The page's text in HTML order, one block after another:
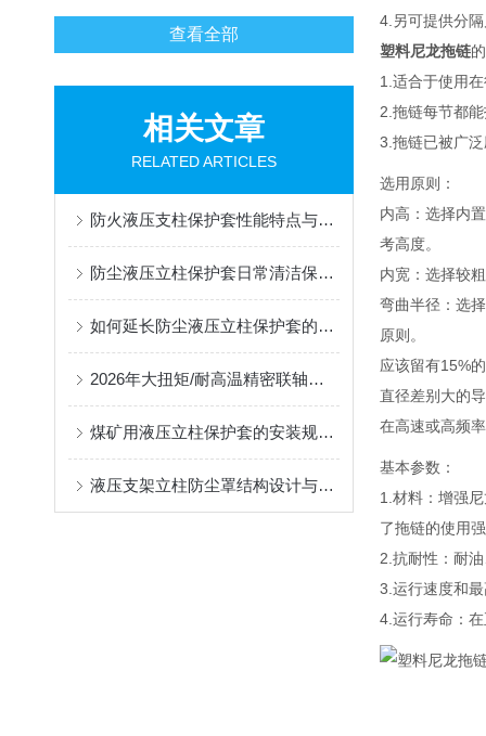
查看全部
相关文章
RELATED ARTICLES
防火液压支柱保护套性能特点与阻燃防护应用
防尘液压立柱保护套日常清洁保养与更换规范
如何延长防尘液压立柱保护套的使用寿命？
2026年大扭矩/耐高温精密联轴器定制找哪家？能实现精准定制的优质厂家盘点
煤矿用液压立柱保护套的安装规范与使用寿命提升方案
液压支架立柱防尘罩结构设计与密封防护原理
4.另可提供分
塑料尼龙拖链
1.适合于使用
2.拖链每节都
3.拖链已被广
选用原则：
内高：选择内
考高度。
内宽：选择较
弯曲半径：选
原则。
应该留有15%
直径差别大的
在高速或高频
基本参数：
1.材料：增强
了拖链的使用
2.抗耐性：耐
3.运行速度和
4.运行寿命：